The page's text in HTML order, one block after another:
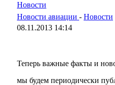
Новости
Новости авиации - Новости
08.11.2013 14:14
Теперь важные факты и
мы будем периодически